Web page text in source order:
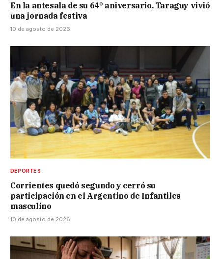
En la antesala de su 64° aniversario, Taraguy vivió
una jornada festiva
10 de agosto de 2026
DEPORTES
Corrientes quedó segundo y cerró su
participación en el Argentino de Infantiles
masculino
10 de agosto de 2026